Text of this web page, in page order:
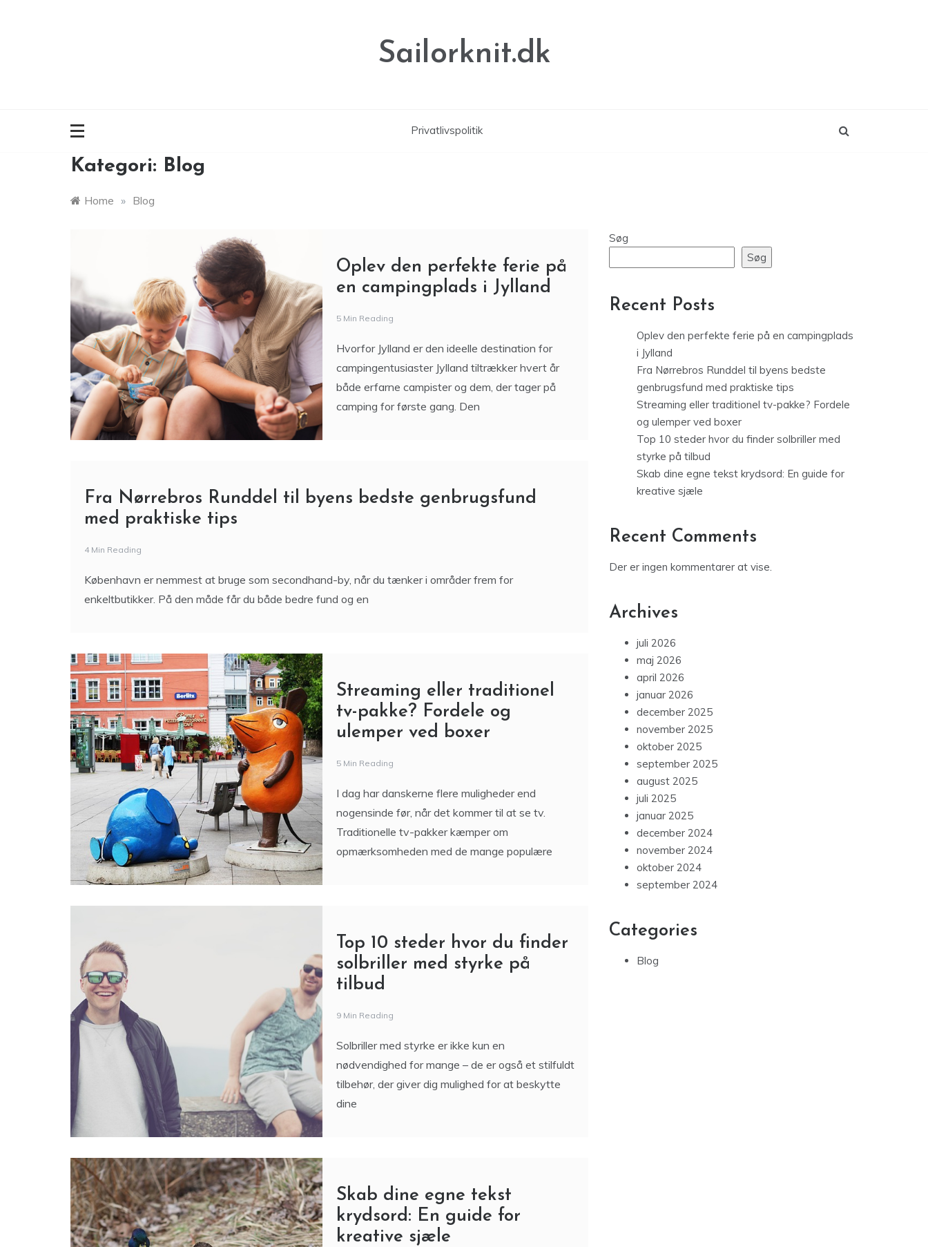
Sailorknit.dk
Privatlivspolitik
Kategori: Blog
Home » Blog
Oplev den perfekte ferie på
en campingplads i Jylland
5 Min Reading
Hvorfor Jylland er den ideelle destination for
campingentusiaster Jylland tiltrækker hvert år
både erfarne campister og dem, der tager på
camping for første gang. Den
Fra Nørrebros Runddel til byens bedste genbrugsfund
med praktiske tips
4 Min Reading
København er nemmest at bruge som secondhand-by, når du tænker i områder frem for
enkeltbutikker. På den måde får du både bedre fund og en
Streaming eller traditionel
tv-pakke? Fordele og
ulemper ved boxer
5 Min Reading
I dag har danskerne flere muligheder end
nogensinde før, når det kommer til at se tv.
Traditionelle tv-pakker kæmper om
opmærksomheden med de mange populære
Top 10 steder hvor du finder
solbriller med styrke på
tilbud
9 Min Reading
Solbriller med styrke er ikke kun en
nødvendighed for mange – de er også et stilfuldt
tilbehør, der giver dig mulighed for at beskytte
dine
Skab dine egne tekst
krydsord: En guide for
kreative sjæle
Søg
Søg
Recent Posts
Oplev den perfekte ferie på en campingplads
i Jylland
Fra Nørrebros Runddel til byens bedste
genbrugsfund med praktiske tips
Streaming eller traditionel tv-pakke? Fordele
og ulemper ved boxer
Top 10 steder hvor du finder solbriller med
styrke på tilbud
Skab dine egne tekst krydsord: En guide for
kreative sjæle
Recent Comments
Der er ingen kommentarer at vise.
Archives
juli 2026
maj 2026
april 2026
januar 2026
december 2025
november 2025
oktober 2025
september 2025
august 2025
juli 2025
januar 2025
december 2024
november 2024
oktober 2024
september 2024
Categories
Blog